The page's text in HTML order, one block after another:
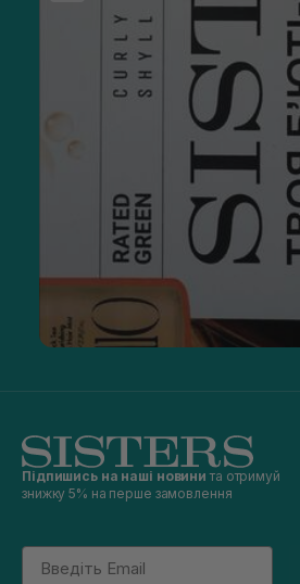
Підпишись на наші новини та отримуй
знижку 5% на перше замовлення
Email